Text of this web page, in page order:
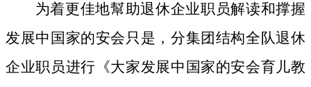
为着更佳地幫助退休企业职员解读和撑握
发展中国家的安会只是，分集团结构全队退休
企业职员进行《大家发展中国家的安会育儿教